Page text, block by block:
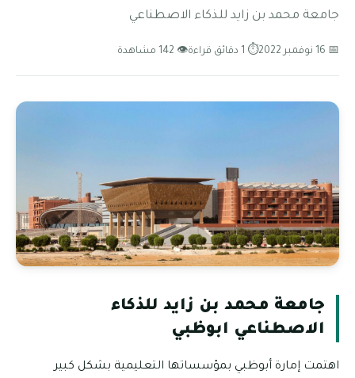
جامعة محمد بن زايد للذكاء الاصطناعي
📅 16 نوفمبر 2022 ⏱ 1 دقائق قراءة 👁 142 مشاهدة
جامعة محمد بن زايد للذكاء
الاصطناعي ابوظبي
اهتمت إمارة أبوظبي بمؤسساتها التعليمية بشكل كبير